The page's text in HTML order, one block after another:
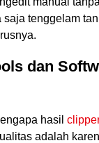
tenggelam
dan
hasil
adalah